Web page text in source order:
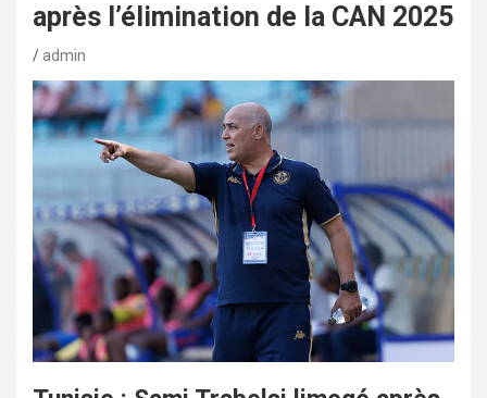
après l’élimination de la CAN 2025
admin